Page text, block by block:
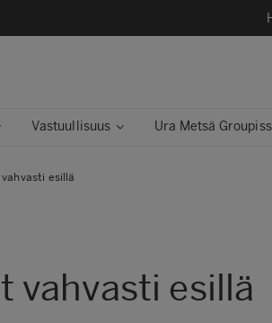
Vastuullisuus Ura Metsä
esillä
vahvasti esillä